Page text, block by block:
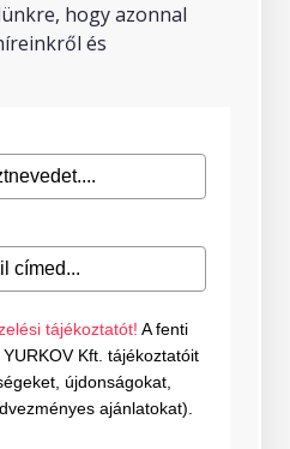
hogy azonnal
és
tájékoztatót! A fenti
Kft. tájékoztatóit
újdonságokat,
ajánlatokat).